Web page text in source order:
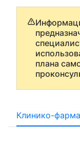
плана
Клинико-